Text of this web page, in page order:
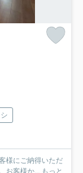
様にご納得いただ
お客様か... もっと